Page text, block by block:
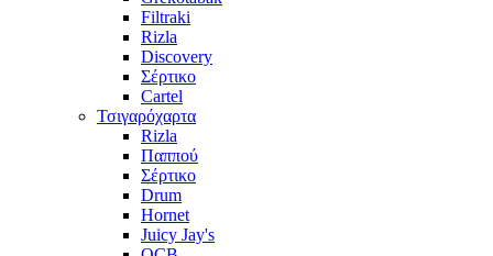
Filtraki
Rizla
Discovery
Σέρτικο
Cartel
Τσιγαρόχαρτα
Rizla
Παππού
Σέρτικο
Drum
Hornet
Juicy Jay's